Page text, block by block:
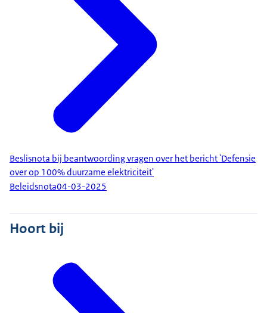
Beslisnota bij beantwoording vragen over het bericht 'Defensie
over op 100% duurzame elektriciteit'
Beleidsnota04-03-2025
Hoort bij